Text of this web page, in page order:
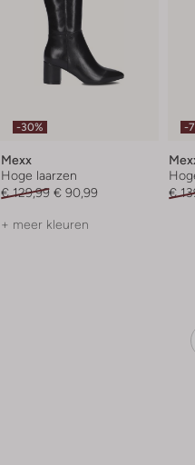
-30%
Mexx
Hoge laarzen
€ 129,99 € 90,99
+ meer kleuren
-
€